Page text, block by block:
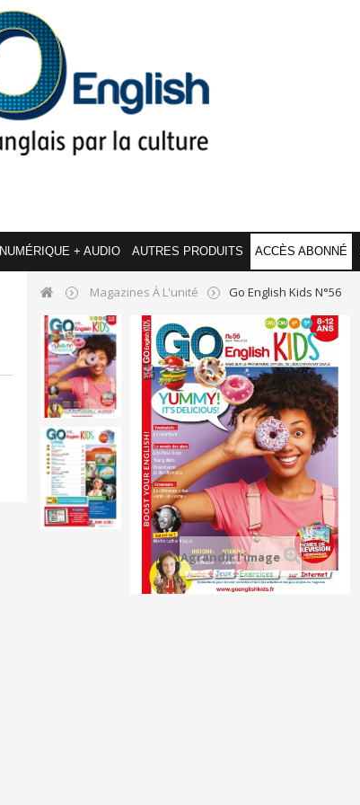
NUMÉRIQUE + AUDIO AUTRES PRODUITS ACCÈS ABONNÉ
Magazines À L'unité Go English Kids N°56
Agrandir l'image